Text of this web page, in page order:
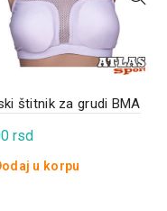
štitnik za grudi BMA
rsd
u korpu